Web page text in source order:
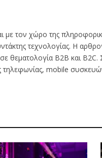
με τον χώρο της
τεχνολογίας. Η
θεματολογία B2B και B2C.
τηλεφωνίας, mobile